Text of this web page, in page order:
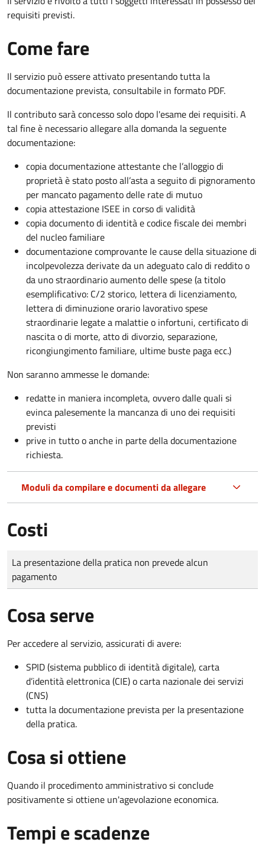
requisiti previsti.
Come fare
Il servizio può essere attivato presentando tutta la
documentazione prevista, consultabile in formato PDF.
Il contributo sarà concesso solo dopo l'esame dei requisiti. A
tal fine è necessario allegare alla domanda la seguente
documentazione:
copia documentazione attestante che l’alloggio di
proprietà è stato posto all’asta a seguito di pignoramento
per mancato pagamento delle rate di mutuo
copia attestazione ISEE in corso di validità
copia documento di identità e codice fiscale dei membri
del nucleo familiare
documentazione comprovante le cause della situazione di
incolpevolezza derivate da un adeguato calo di reddito o
da uno straordinario aumento delle spese (a titolo
esemplificativo: C/2 storico, lettera di licenziamento,
lettera di diminuzione orario lavorativo spese
straordinarie legate a malattie o infortuni, certificato di
nascita o di morte, atto di divorzio, separazione,
ricongiungimento familiare, ultime buste paga ecc.)
Non saranno ammesse le domande:
redatte in maniera incompleta, ovvero dalle quali si
evinca palesemente la mancanza di uno dei requisiti
previsti
prive in tutto o anche in parte della documentazione
richiesta.
Moduli da compilare e documenti da allegare
Costi
Tipo di pagamento
Importo
La presentazione della pratica non prevede alcun
pagamento
Cosa serve
Per accedere al servizio, assicurati di avere:
SPID (sistema pubblico di identità digitale), carta
d’identità elettronica (CIE) o carta nazionale dei servizi
(CNS)
tutta la documentazione prevista per la presentazione
della pratica.
Cosa si ottiene
Quando il procedimento amministrativo si conclude
positivamente si ottiene un'agevolazione economica.
Tempi e scadenze